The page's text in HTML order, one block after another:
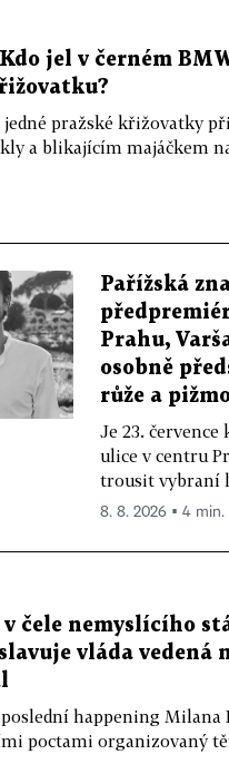
jel v černém
jedné pražské křižovatky
a blikajícím majáčkem
Pařížská
Prahu,
osobně
růže a
Je 23.
ulice v centru
trousit vybraní
8. 8. 2026 ▪ 4 min.
čele nemyslícího
vláda vedená
happening Milana
poctami organizovaný